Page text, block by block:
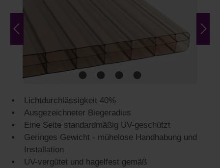
Lichtdurchlässigkeit 40%
Ausgezeichneter Biegeradius
Eine Seite standardmäßig UV-geschützt
Geringes Gewicht - mühelose Handhabung und
Installation
UV-vergütet und hagelfest gemäß